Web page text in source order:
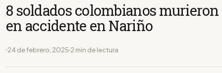
8 soldados colombianos murieron
en accidente en Nariño
24 de febrero, 2025 2 min de lectura